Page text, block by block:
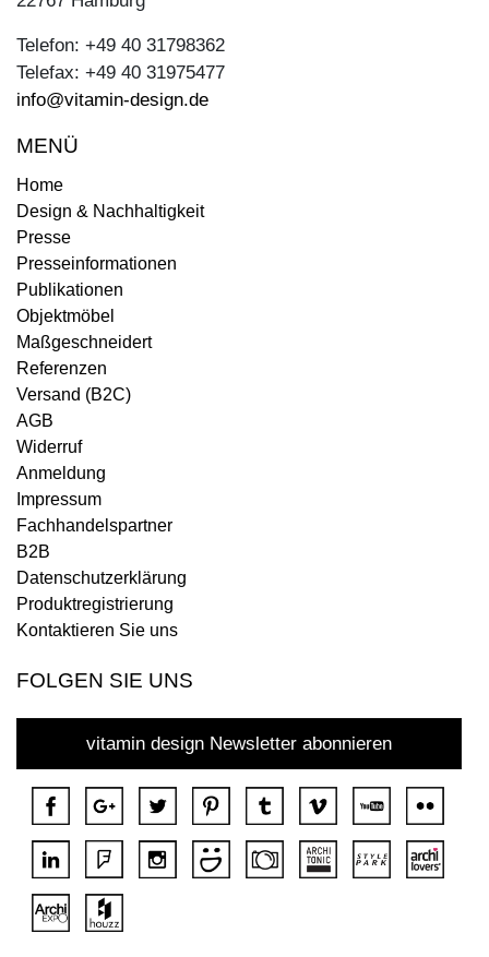
Telefon: +49 40 31798362
Telefax: +49 40 31975477
info@vitamin-design.de
MENÜ
Home
Design & Nachhaltigkeit
Presse
Presseinformationen
Publikationen
Objektmöbel
Maßgeschneidert
Referenzen
Versand (B2C)
AGB
Widerruf
Anmeldung
Impressum
Fachhandelspartner
B2B
Datenschutzerklärung
Produktregistrierung
Kontaktieren Sie uns
FOLGEN SIE UNS
vitamin design Newsletter abonnieren